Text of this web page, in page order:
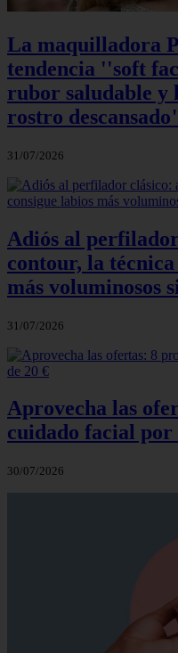
La maquilladora
tendencia ''soft
rubor saludable y
rostro
31/07/2026
Adiós al
contour, la
más voluminosos
31/07/2026
Aprovecha las
cuidado facial por
30/07/2026